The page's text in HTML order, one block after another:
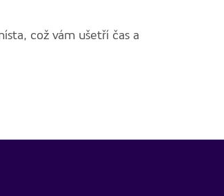
což vám ušetří čas a